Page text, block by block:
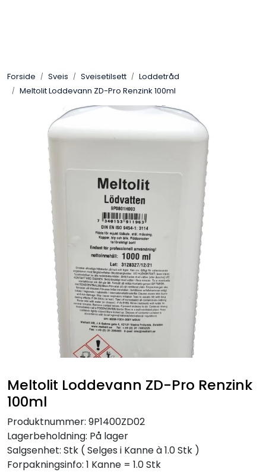
Forside Sveis Sveisetilsett
Loddetråd
Meltolit Loddevann ZD-Pro Renzink 100ml
Meltolit Loddevann ZD-Pro Renzink
100ml
Produktnummer: 9P1400ZD02
Lagerbeholdning: På lager
Salgsenhet: Stk ( Selges i Kanne à 1.0 Stk )
Forpakningsinfo: 1 Kanne = 1.0 Stk
Pakning
Gassutstyr
Automasjon
Slitasjeteknikk
Verneutstyr
Industriprodukter